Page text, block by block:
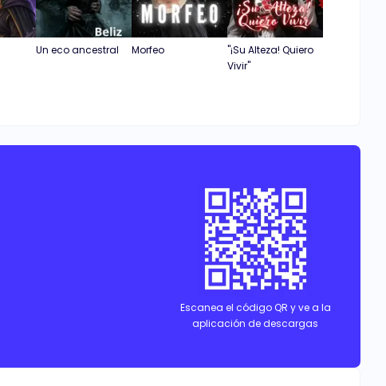
Un eco ancestral Morfeo
"¡Su Alteza! Quiero
Vivir"
Escanea el código QR y ve a la
aplicación de descargas